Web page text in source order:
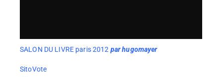
SALON DU LIVRE paris 2012 parhugomayer
SitoVote